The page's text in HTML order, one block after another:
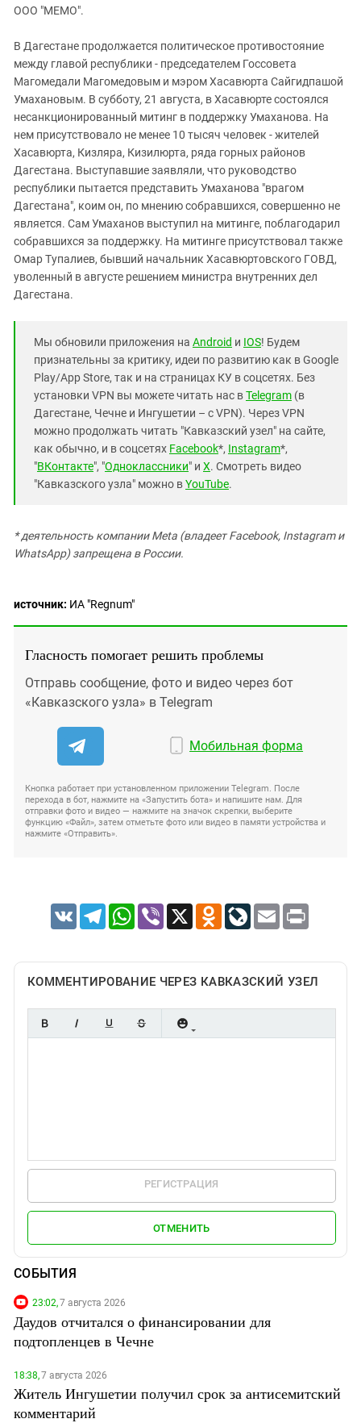
ИНАКОМЫСЛИЕ В ЧЕЧНЕ
ПРЕСЛЕДОВАНИЕ АКТИВИСТОВ
МОБИЛИЗАЦИЯ И ПРОТЕСТЫ
Дагестан
Кабардино-Балкария
Калмыкия
Карачаево-Черкесия
Краснодарский край
Нагорный Карабах
Российская Федерация
Ростовская область
Северная Осетия - Алания
СКФО
Южная Осетия
Южный Кавказ
ООО "МЕМО".
В Дагестане продолжается политическое противостояние
между главой республики - председателем Госсовета
Магомедали Магомедовым и мэром Хасавюрта Сайгидпашой
Умахановым. В субботу, 21 августа, в Хасавюрте состоялся
несанкционированный митинг в поддержку Умаханова. На
нем присутствовало не менее 10 тысяч человек - жителей
Хасавюрта, Кизляра, Кизилюрта, ряда горных районов
Дагестана. Выступавшие заявляли, что руководство
республики пытается представить Умаханова "врагом
Дагестана", коим он, по мнению собравшихся, совершенно не
является. Сам Умаханов выступил на митинге, поблагодарил
собравшихся за поддержку. На митинге присутствовал также
Омар Тупалиев, бывший начальник Хасавюртовского ГОВД,
уволенный в августе решением министра внутренних дел
Дагестана.
Мы обновили приложения на Android и IOS! Будем
признательны за критику, идеи по развитию как в Google
Play/App Store, так и на страницах КУ в соцсетях. Без
установки VPN вы можете читать нас вTelegram (в
Дагестане, Чечне и Ингушетии – с VPN). Через VPN
можно продолжать читать "Кавказский узел" на сайте,
как обычно, и в соцсетях Facebook*, Instagram*,
"ВКонтакте", "Одноклассники" и X. Смотреть видео
"Кавказского узла" можно вYouTube.
* деятельность компании Meta (владеет Facebook, Instagram и
WhatsApp) запрещена в России.
источник: ИА "Regnum"
Гласность помогает решить проблемы
Отправь сообщение, фото и видео через бот
«Кавказского узла» в Telegram
Мобильная форма
Кнопка работает при установленном приложении Telegram. После
перехода в бот, нажмите на «Запустить бота» и напишите нам. Для
отправки фото и видео — нажмите на значок скрепки, выберите
функцию «Файл», затем отметьте фото или видео в памяти устройства и
нажмите «Отправить».
VK TelegramWhatsApp
Viber X Odnoklassniki
LiveJournal
Email Print
КОММЕНТИРОВАНИЕ ЧЕРЕЗ КАВКАЗСКИЙ УЗЕЛ
РЕГИСТРАЦИЯ
ОТМЕНИТЬ
СОБЫТИЯ
23:02,7 августа 2026
Даудов отчитался о финансировании для
подтопленцев в Чечне
18:38,7 августа 2026
Житель Ингушетии получил срок за антисемитский
комментарий